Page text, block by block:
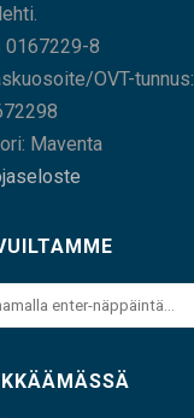
0167229-8
OVT-tunnus:
Maventa